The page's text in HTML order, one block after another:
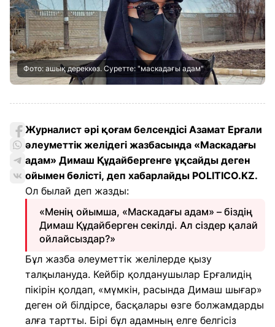
Фото: ашық дереккөз. Суретте: "маскадағы адам"
Журналист әрі қоғам белсендісі Азамат Ерғали
әлеуметтік желідегі жазбасында «Маскадағы
адам» Димаш Құдайбергенге ұқсайды деген
ойымен бөлісті, деп хабарлайды POLITICO.KZ.
Ол былай деп жазды:
«Менің ойымша, «Маскадағы адам» – біздің
Димаш Құдайберген секілді. Ал сіздер қалай
ойлайсыздар?»
Бұл жазба әлеуметтік желілерде қызу
талқылануда. Кейбір қолданушылар Ерғалидің
пікірін қолдап, «мүмкін, расында Димаш шығар»
деген ой білдірсе, басқалары өзге болжамдарды
алға тартты. Бірі бұл адамның елге белгісіз